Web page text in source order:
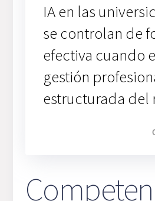
IA en las
se controlan de
efectiva cuando
gestión
estructurada del